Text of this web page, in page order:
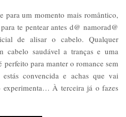
para um momento mais romântico,
te pentear antes d@ namorad@
de alisar o cabelo. Qualquer
cabelo saudável a tranças e uma
perfeito para manter o romance sem
convencida e achas que vai
experimenta… À terceira já o fazes